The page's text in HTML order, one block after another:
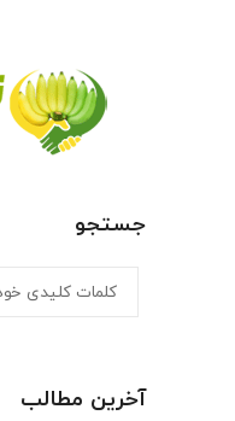
جستجو
آخرین مطالب